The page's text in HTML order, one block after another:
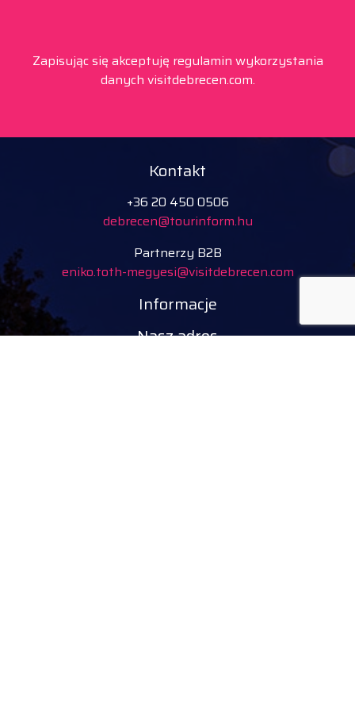
Zapisując się akceptuję regulamin wykorzystania
danych visitdebrecen.com.
Kontakt
+36 20 450 0506
debrecen@tourinform.hu
Partnerzy B2B
eniko.toth-megyesi@visitdebrecen.com
Informacje
Nasz adres